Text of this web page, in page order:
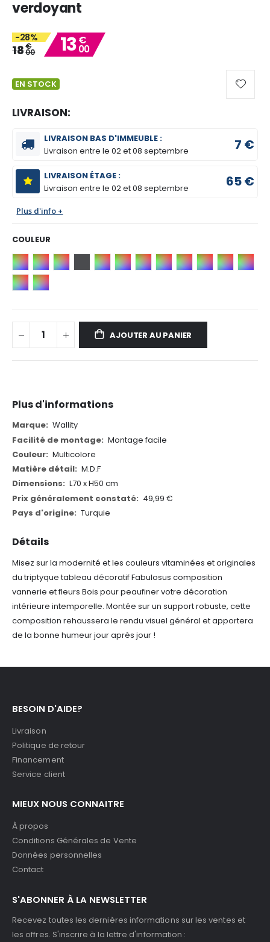
of
images
gallery
verdoyant
-28%
18€
00 13€
00
EN STOCK
LIVRAISON:
LIVRAISON BAS D'IMMEUBLE :
Livraison entre le02 et 08 septembre 7 €
LIVRAISON ÉTAGE :
Livraison entre le02 et 08 septembre 65 €
Plus d'info +
COULEUR
AJOUTER AU PANIER
Détails
Misez sur la modernité et les couleurs vitaminées et originales
du triptyque tableau décoratif Fabulosus composition
vannerie et fleurs Bois pour peaufiner votre décoration
intérieure intemporelle. Montée sur un support robuste, cette
composition rehaussera le rendu visuel général et apportera
de la bonne humeur jour après jour !
Plus d'informations
Plus
d'informations
Wallity
Montage facile
Multicolore
M.D.F
L70 x H50 cm
49,99 €
Turquie
BESOIN D'AIDE?
Livraison
Politique de retour
Financement
Service client
MIEUX NOUS CONNAITRE
À propos
Conditions Générales de Vente
Données personnelles
Contact
S'ABONNER À LA NEWSLETTER
Recevez toutes les dernières informations sur les ventes et
les offres. S'inscrire à la lettre d'information :